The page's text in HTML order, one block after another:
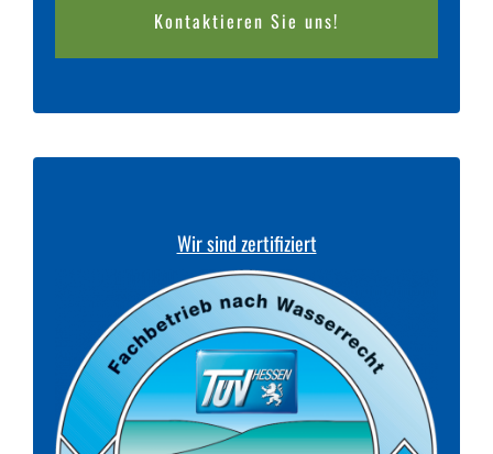
Kontaktieren Sie uns!
Wir sind zertifiziert